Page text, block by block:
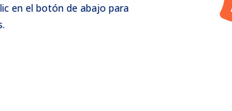
en el botón de abajo para
zero cycle